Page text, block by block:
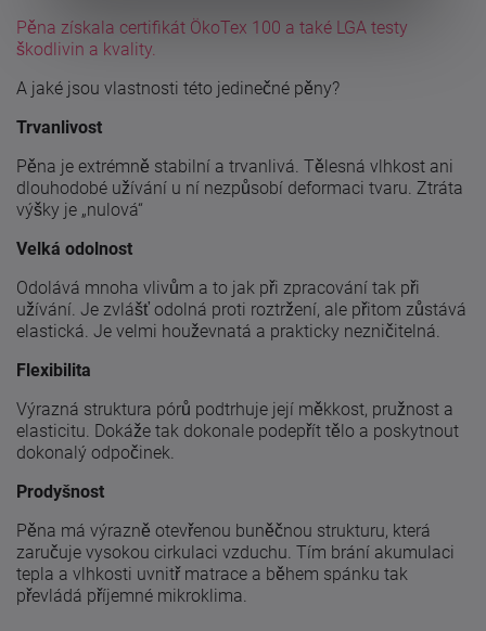
Pěna získala certifikát ÖkoTex 100 a také LGA testy
škodlivin a kvality.
A jaké jsou vlastnosti této jedinečné pěny?
Trvanlivost
Pěna je extrémně stabilní a trvanlivá. Tělesná vlhkost ani
dlouhodobé užívání u ní nezpůsobí deformaci tvaru. Ztráta
výšky je „nulová“
Velká odolnost
Odolává mnoha vlivům a to jak při zpracování tak při
užívání. Je zvlášť odolná proti roztržení, ale přitom zůstává
elastická. Je velmi houževnatá a prakticky nezničitelná.
Flexibilita
Výrazná struktura pórů podtrhuje její měkkost, pružnost a
elasticitu. Dokáže tak dokonale podepřít tělo a poskytnout
dokonalý odpočinek.
Prodyšnost
Pěna má výrazně otevřenou buněčnou strukturu, která
zaručuje vysokou cirkulaci vzduchu. Tím brání akumulaci
tepla a vlhkosti uvnitř matrace a během spánku tak
převládá příjemné mikroklima.